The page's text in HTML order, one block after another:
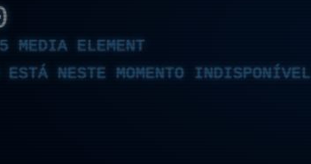
MEDIA ELEMENT
ESTÁ NESTE MOMENTO INDISPONÍVEL